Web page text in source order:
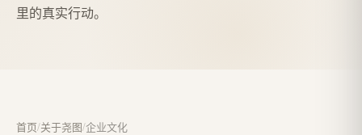
里的真实行动。
首页/关于尧图/企业文化